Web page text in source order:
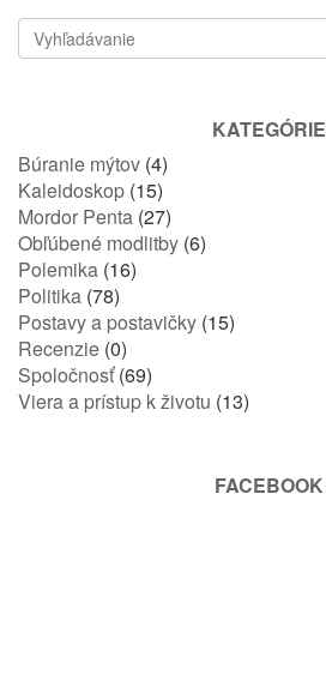
KATEGÓRIE
Búranie mýtov (4)
Kaleidoskop (15)
Mordor Penta (27)
Obľúbené modlitby (6)
Polemika (16)
Politika (78)
Postavy a postavičky (15)
Recenzie (0)
Spoločnosť(69)
Viera a prístup k životu (13)
FACEBOOK